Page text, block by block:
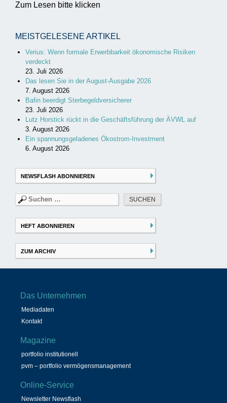
Zum Lesen bitte klicken
MEISTGELESENE ARTIKEL
Verius: Wenn formale Erwerbbarkeit ökonomische Risiken
verdeckt
23. Juli 2026
Das lesen Sie in der August-Ausgabe 2026
7. August 2026
Bafin beerdigt Sterbegeldversicherer
23. Juli 2026
Lutz Horstick rückt in die Geschäftsführung der ÄVWL auf
3. August 2026
Ein spannungsgeladenes Ökostrom-Investment
6. August 2026
NEWSFLASH ABONNIEREN
Suchen
nach:
HEFT ABONNIEREN
ZUM ARCHIV
Das Unternehmen
Mediadaten
Kontakt
Magazine
portfolio institutionell
pvm – portfolio vermögensmanagement
Online-Service
Newsletter Newsflash